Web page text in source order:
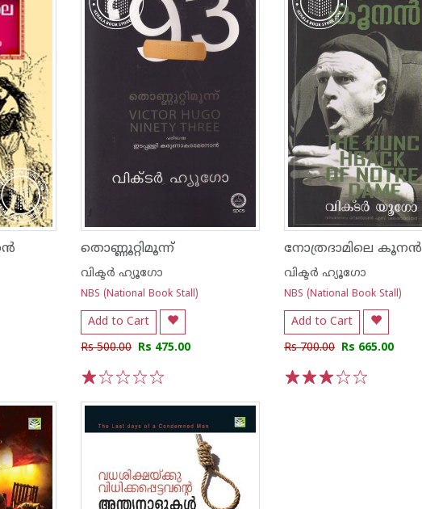
തൊണ്ണൂറ്റിമൂന്ന്
വിക്ടര്‍ ഹ്യൂഗോ
NBS (National Book Stall)
Add to Cart
Rs 500.00 Rs 475.00
നോത്രദാമിലെ കൂനന്‍
വിക്ടര്‍ ഹ്യൂഗോ
NBS (National Book Stall)
Add to Cart
Rs 700.00 Rs 665.00